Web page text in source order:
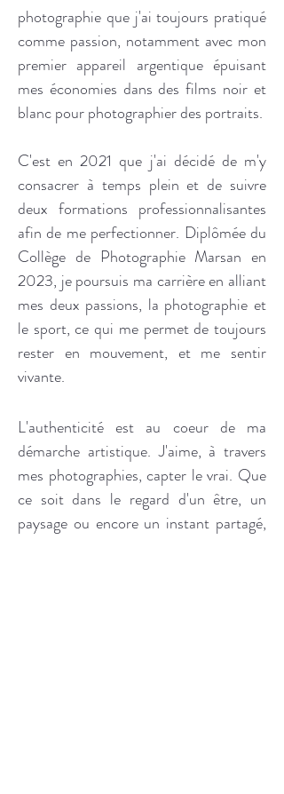
photographie que j'ai toujours pratiqué
comme passion, notamment avec mon
premier appareil argentique épuisant
mes économies dans des films noir et
blanc pour photographier des portraits.
C'est en 2021 que j'ai décidé de m'y
consacrer à temps plein et de suivre
deux formations professionnalisantes
afin de me perfectionner. Diplômée du
Collège de Photographie Marsan en
2023, je poursuis ma carrière en alliant
mes deux passions, la photographie et
le sport, ce qui me permet de toujours
rester en mouvement, et me sentir
vivante.
L'authenticité est au coeur de ma
démarche artistique. J'aime, à travers
mes photographies, capter le vrai. Que
ce soit dans le regard d'un être, un
paysage ou encore un instant partagé,